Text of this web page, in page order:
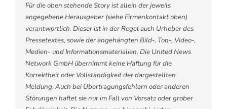
Für die oben stehende Story ist allein der jeweils
angegebene Herausgeber (siehe Firmenkontakt oben)
verantwortlich. Dieser ist in der Regel auch Urheber des
Pressetextes, sowie der angehängten Bild-, Ton-, Video-,
Medien- und Informationsmaterialien. Die United News
Network GmbH übernimmt keine Haftung für die
Korrektheit oder Vollständigkeit der dargestellten
Meldung. Auch bei Übertragungsfehlern oder anderen
Störungen haftet sie nur im Fall von Vorsatz oder grober